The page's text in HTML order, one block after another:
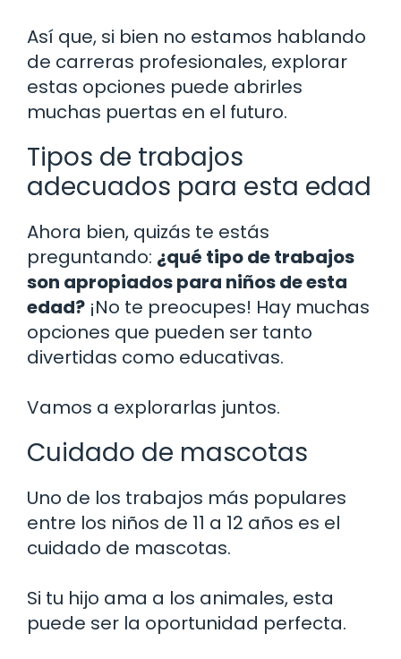
Así que, si bien no estamos hablando
de carreras profesionales, explorar
estas opciones puede abrirles
muchas puertas en el futuro.
Tipos de trabajos
adecuados para esta edad
Ahora bien, quizás te estás
preguntando: ¿qué tipo de trabajos
son apropiados para niños de esta
edad? ¡No te preocupes! Hay muchas
opciones que pueden ser tanto
divertidas como educativas.
Vamos a explorarlas juntos.
Cuidado de mascotas
Uno de los trabajos más populares
entre los niños de 11 a 12 años es el
cuidado de mascotas.
Si tu hijo ama a los animales, esta
puede ser la oportunidad perfecta.